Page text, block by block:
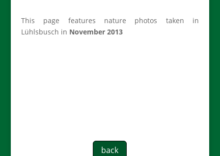
This page features nature photos taken in
Lühlsbusch in November 2013
back